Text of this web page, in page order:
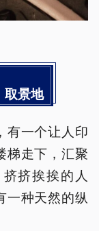
取景地
有一个让人印
梯走下，汇聚
挤挨挨的人
一种天然的纵